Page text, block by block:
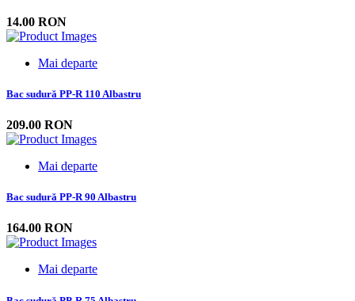
14.00 RON
Mai departe
Bac sudură PP-R 110 Albastru
209.00 RON
Mai departe
Bac sudură PP-R 90 Albastru
164.00 RON
Mai departe